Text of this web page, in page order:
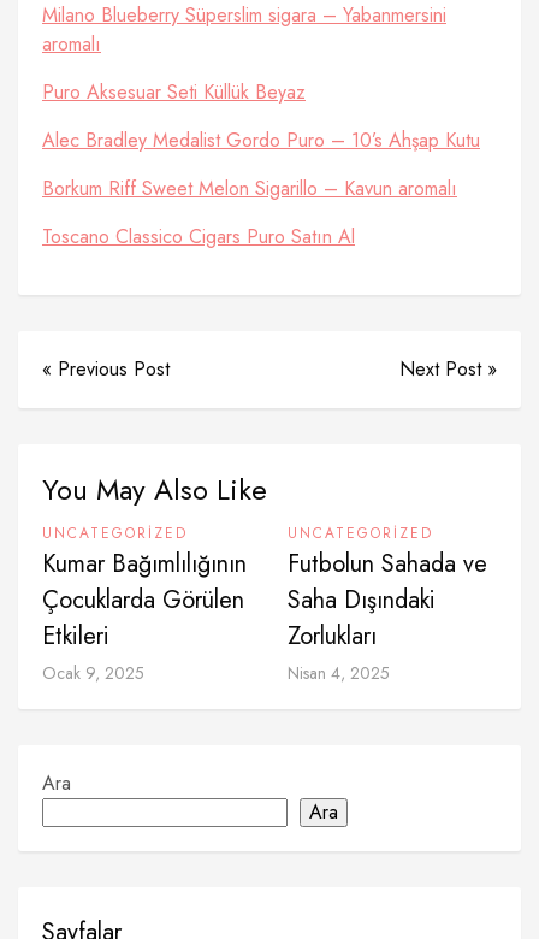
Milano Blueberry Süperslim sigara – Yabanmersini
aromalı
Puro Aksesuar Seti Küllük Beyaz
Alec Bradley Medalist Gordo Puro – 10’s Ahşap Kutu
Borkum Riff Sweet Melon Sigarillo – Kavun aromalı
Toscano Classico Cigars Puro Satın Al
« Previous Post Next Post »
You May Also Like
UNCATEGORIZED
Kumar Bağımlılığının
Çocuklarda Görülen
Etkileri
Ocak 9, 2025
UNCATEGORIZED
Futbolun Sahada ve
Saha Dışındaki
Zorlukları
Nisan 4, 2025
Ara
Ara